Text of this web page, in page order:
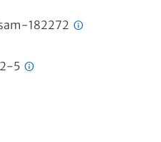
182272
5